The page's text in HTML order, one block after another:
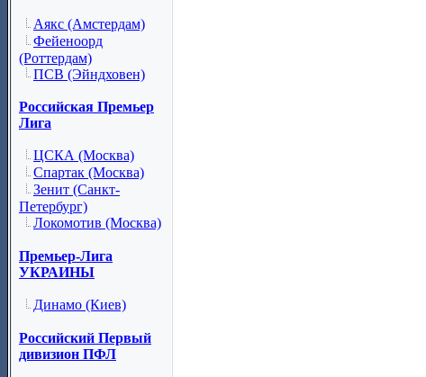
Аякс (Амстердам)
Фейеноорд
(Роттердам)
ПСВ (Эйндховен)
Российская Премьер
Лига
ЦСКА (Москва)
Спартак (Москва)
Зенит (Санкт-
Петербург)
Локомотив (Москва)
Премьер-Лига
УКРАИНЫ
Динамо (Киев)
Российский Первый
дивизион ПФЛ